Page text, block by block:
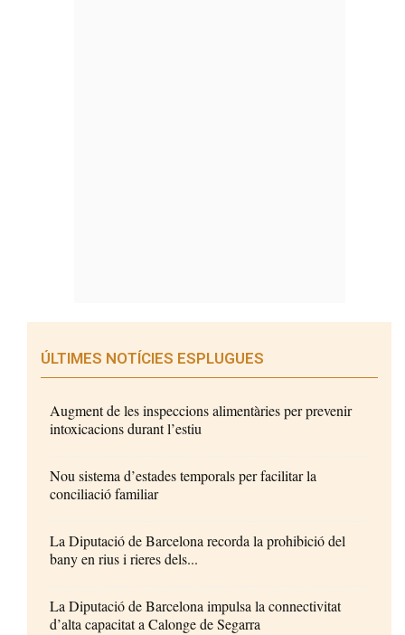
ÚLTIMES NOTÍCIES ESPLUGUES
Augment de les inspeccions alimentàries per prevenir
intoxicacions durant l’estiu
Nou sistema d’estades temporals per facilitar la
conciliació familiar
La Diputació de Barcelona recorda la prohibició del
bany en rius i rieres dels...
La Diputació de Barcelona impulsa la connectivitat
d’alta capacitat a Calonge de Segarra